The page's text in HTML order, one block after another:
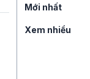
Mới nhất
Xem nhiều